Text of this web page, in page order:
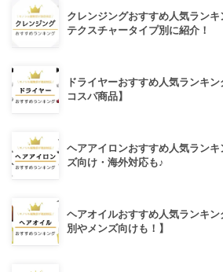
クレンジングおすすめ人気ラン
テクスチャータイプ別に紹介！
ドライヤーおすすめ人気ランキ
コスパ商品】
ヘアアイロンおすすめ人気ラン
ズ向け・海外対応も♪
ヘアオイルおすすめ人気ランキ
別やメンズ向けも！】